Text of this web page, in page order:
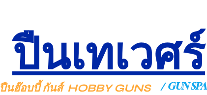
ปืนเทเวศร์
ปืนฮ๊อบบี้ กันส์ HOBBY GUNS /GUN SPA